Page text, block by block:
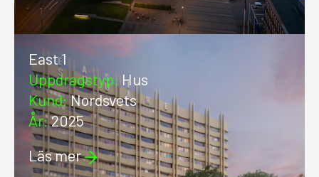
East 1
Uppdragstyp: Hus
Kund:Nordsvets
År:2025
Läs mer